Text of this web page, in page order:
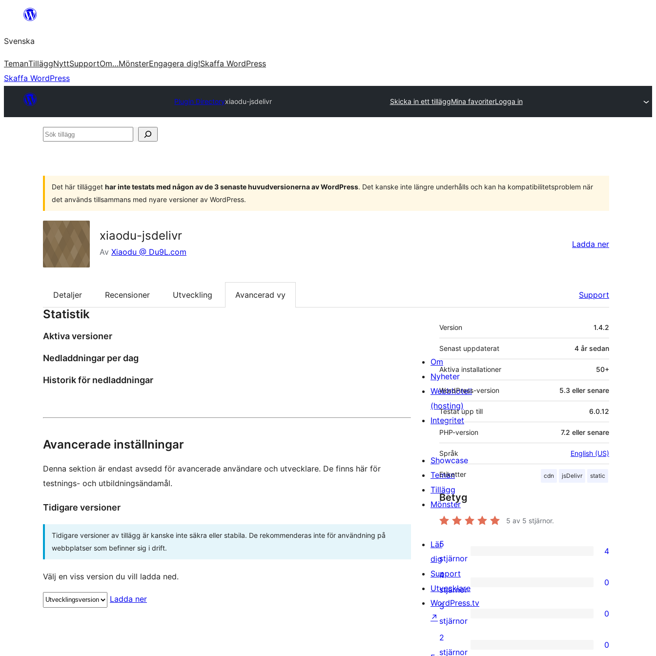
Hoppa
innehåll
Svenska
TemanTilläggNyttSupportOm…MönsterEngagera dig!Skaffa WordPress
Skaffa WordPress
Plugin Directoryxiaodu-jsdelivr Skicka in ett tilläggMina favoriterLogga in
Sök
Det här tillägget har inte testats med någon av de 3 senaste huvudversionerna av WordPress. Det kanske inte längre underhålls och kan ha kompatibilitetsproblem när
det används tillsammans med nyare versioner av WordPress.
xiaodu-jsdelivr
Av Xiaodu @ Du9L.com
Ladda ner
Detaljer Recensioner Utveckling Avancerad vy Support
Statistik
Aktiva versioner
Nedladdningar per dag
Historik för nedladdningar
Avancerade inställningar
Denna sektion är endast avsedd för avancerade användare och utvecklare. De finns här för
testnings- och utbildningsändamål.
Tidigare versioner
Tidigare versioner av tillägg är kanske inte säkra eller stabila. De rekommenderas inte för användning på
webbplatser som befinner sig i drift.
Välj en viss version du vill ladda ned.
Ladda ner
Meta
Version 1.4.2
Senast uppdaterat 4 år sedan
Aktiva installationer 50+
WordPress-version 5.3 eller senare
Testat upp till 6.0.12
PHP-version 7.2 eller senare
Språk English (US)
Etiketter cdn jsDelivr static
Betyg
5 av 5 stjärnor.
4
5-
stjärniga
recensioner
5
stjärnor
4
0
4-
stjärniga
recensioner
4
stjärnor
0
0
3-
stjärniga
3
stjärnor
0
0
2
stjärnor
0
Om
Nyheter
Webbhotell
(hosting)
Integritet
Showcase
Teman
Tillägg
Mönster
Lär
dig
Support
Utvecklare
WordPress.tv
↗